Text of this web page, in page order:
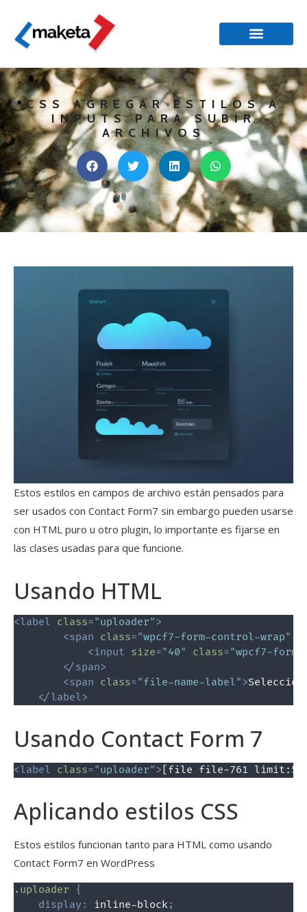
CSS AGREGAR ESTILOS A
INPUTS PARA SUBIR
ARCHIVOS
Estos estilos en campos de archivo están pensados para
ser usados con Contact Form7 sin embargo pueden usarse
con HTML puro u otro plugin, lo importante es fijarse en
las clases usadas para que funcione.
Usando HTML
<label class="uploader">
<span class="wpcf7-form-control-wrap"
<input size="40" class="wpcf7-
</span>
<span class="file-name-label">
</label>
Usando Contact Form 7
<label class="uploader"> [file file-761
Aplicando estilos CSS
Estos estilos funcionan tanto para HTML como usando
Contact Form7 en WordPress
.uploader
{
display : inline-block;